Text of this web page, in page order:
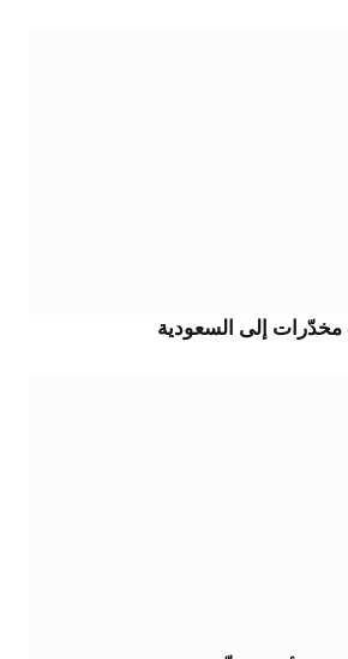
مخدّرات إلى السعودية